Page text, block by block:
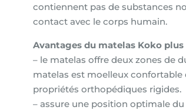
contiennent pas de substances
contact avec le corps humain.
Avantages du matelas Koko plus
– le matelas offre deux zones de
matelas est moelleux confortable
propriétés orthopédiques rigides.
– assure une position optimale